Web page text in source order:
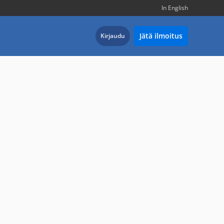
In English
Kirjaudu Jätä ilmoitus